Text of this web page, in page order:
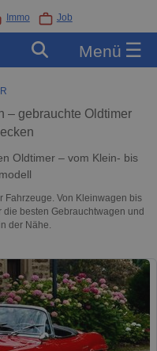
Immo Job
Menü ☰
– gebrauchte Oldtimer
Oldtimer – vom Klein- bis
Fahrzeuge. Von Kleinwagen bis
besten Gebrauchtwagen und
der Nähe.